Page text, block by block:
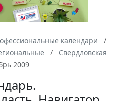
календари
Свердловская
2009